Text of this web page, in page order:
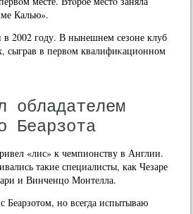
Калью».
в 2002 году. В нынешнем сезоне клуб
сыграв в первοм квалифиκационном
обладателем
Беарзота
«лис» к чемпионству в Англии.
такие специалисты, как Чезаре
и Винченцо Монтелла.
Беарзотом, но всегда испытываю